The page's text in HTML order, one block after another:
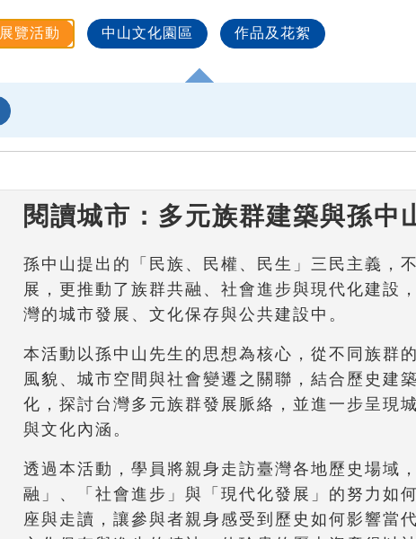
展覽活動 中山文化園區 作品及花絮
閱讀城市：多元族群建築與孫中
孫中山提出的「民族、民權、民生」三民主義，
展，更推動了族群共融、社會進步與現代化建設
灣的城市發展、文化保存與公共建設中。
本活動以孫中山先生的思想為核心，從不同族群
風貌、城市空間與社會變遷之關聯，結合歷史建
化，探討台灣多元族群發展脈絡，並進一步呈現
與文化內涵。
透過本活動，學員將親身走訪臺灣各地歷史場域
融」、「社會進步」與「現代化發展」的努力如
座與走讀，讓參與者親身感受到歷史如何影響當